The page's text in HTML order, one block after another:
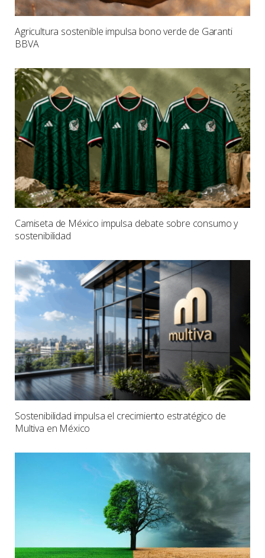
Agricultura sostenible impulsa bono verde de Garanti
BBVA
Camiseta de México impulsa debate sobre consumo y
sostenibilidad
Sostenibilidad impulsa el crecimiento estratégico de
Multiva en México